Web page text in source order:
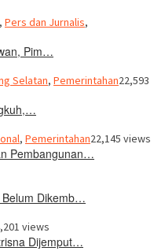
, Pers dan Jurnalis,
Pim…
Selatan, Pemerintahan22,593
, Pemerintahan22,145 views
Pembangunan…
Belum Dikemb…
views
Dijemput…